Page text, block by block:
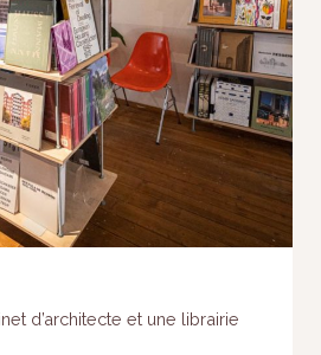
d’architecte et une librairie